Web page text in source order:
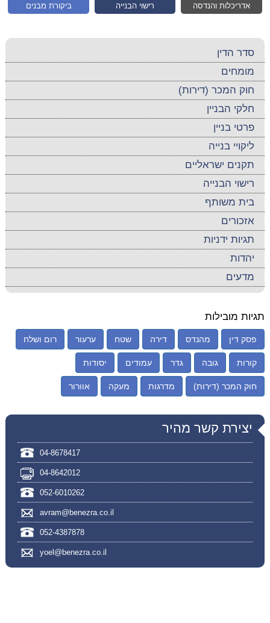
ביקורת מבנים רישוי הבנייה אדריכלות והנדסה
סדר הדין
מומחים
חוק המכר (דירות)
חלקי הבניין
פרטי בניין
ליקויי בנייה
תקנים ישראליים
רישוי הבנייה
בית משותף
אזכורים
תגיות ידניות
יהדות
מדעים
תגיות מובילות
פסק דין מהנדס דירה שטח ערעור רום ושלח
קורות גובה גדר עמודים יסודות
חוק המכר (דירות) מדרגות מעקה אוורור
יצירת קשר מהיר
04-8678417
04-8642012
052-6010262
avram@benezra.co.il
052-4387878
yoel@benezra.co.il